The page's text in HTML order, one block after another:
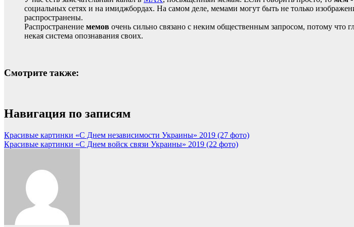
социальных сетях и на имиджбордах. На самом деле, мемами могут быть не только
распространены.
Распространение мемов очень сильно связано с неким общественным запросом, потому что
некая система опознавания своих.
Смотрите также:
Навигация по записям
Красивые картинки «С Днем независимости Украины» 2019 (27 фото)
Красивые картинки «С Днем войск связи Украины» 2019 (22 фото)